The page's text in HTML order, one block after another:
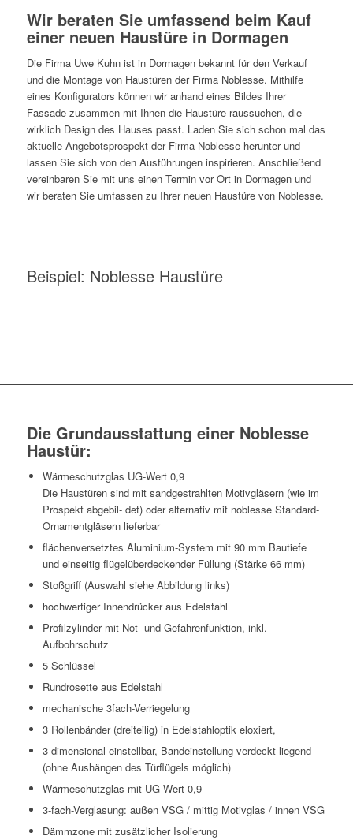
Wir beraten Sie umfassend beim Kauf
einer neuen Haustüre in Dormagen
Die Firma Uwe Kuhn ist in Dormagen bekannt für den Verkauf
und die Montage von Haustüren der Firma Noblesse. Mithilfe
eines Konfigurators können wir anhand eines Bildes Ihrer
Fassade zusammen mit Ihnen die Haustüre raussuchen, die
wirklich Design des Hauses passt. Laden Sie sich schon mal das
aktuelle Angebotsprospekt der Firma Noblesse herunter und
lassen Sie sich von den Ausführungen inspirieren. Anschließend
vereinbaren Sie mit uns einen Termin vor Ort in Dormagen und
wir beraten Sie umfassen zu Ihrer neuen Haustüre von Noblesse.
Beispiel: Noblesse Haustüre
Die Grundausstattung einer Noblesse
Haustür:
Wärmeschutzglas UG-Wert 0,9
Die Haustüren sind mit sandgestrahlten Motivgläsern (wie im
Prospekt abgebil- det) oder alternativ mit noblesse Standard-
Ornamentgläsern lieferbar
flächenversetztes Aluminium-System mit 90 mm Bautiefe
und einseitig flügelüberdeckender Füllung (Stärke 66 mm)
Stoßgriff (Auswahl siehe Abbildung links)
hochwertiger Innendrücker aus Edelstahl
Profilzylinder mit Not- und Gefahrenfunktion, inkl.
Aufbohrschutz
5 Schlüssel
Rundrosette aus Edelstahl
mechanische 3fach-Verriegelung
3 Rollenbänder (dreiteilig) in Edelstahloptik eloxiert,
3-dimensional einstellbar, Bandeinstellung verdeckt liegend
(ohne Aushängen des Türflügels möglich)
Wärmeschutzglas mit UG-Wert 0,9
3-fach-Verglasung: außen VSG / mittig Motivglas / innen VSG
Dämmzone mit zusätzlicher Isolierung